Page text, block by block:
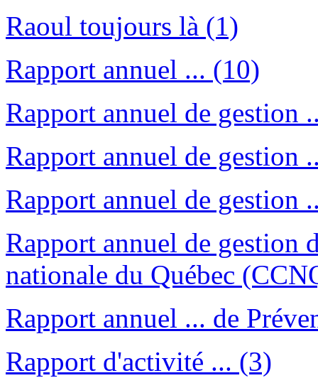
Raoul toujours là (1)
Rapport annuel ... (10)
Rapport annuel de gestion
Rapport annuel de gestion
Rapport annuel de gestion
Rapport annuel de gestion
nationale du Québec
Rapport annuel ... de
Rapport d'activité ... (3)